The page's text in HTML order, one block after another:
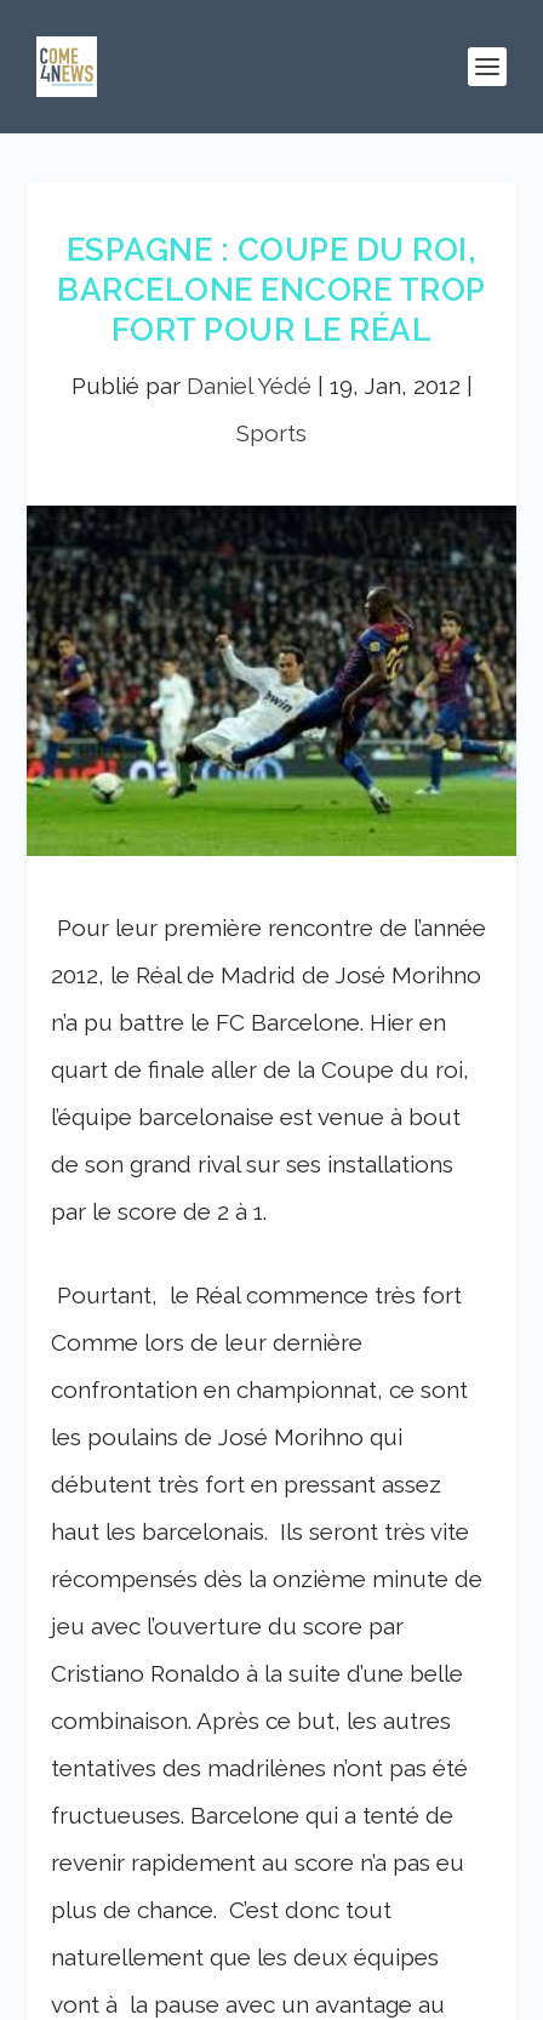
ESPAGNE : COUPE DU ROI,
BARCELONE ENCORE TROP
FORT POUR LE RÉAL
Publié par Daniel Yédé 19, Jan, 2012
Sports
Pour leur première rencontre de l’année
2012, le Réal de Madrid de José Morihno
n’a pu battre le FC Barcelone. Hier en
quart de finale aller de la Coupe du roi,
l’équipe barcelonaise est venue à bout
de son grand rival sur ses installations
par le score de 2 à 1.
Pourtant, le Réal commence très fort
Comme lors de leur dernière
confrontation en championnat, ce sont
les poulains de José Morihno qui
débutent très fort en pressant assez
haut les barcelonais. Ils seront très vite
récompensés dès la onzième minute de
jeu avec l’ouverture du score par
Cristiano Ronaldo à la suite d’une belle
combinaison. Après ce but, les autres
tentatives des madrilènes n’ont pas été
fructueuses. Barcelone qui a tenté de
revenir rapidement au score n’a pas eu
plus de chance. C’est donc tout
naturellement que les deux équipes
vont à la pause avec un avantage au